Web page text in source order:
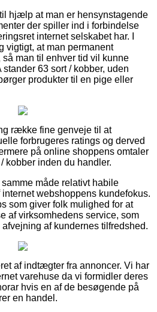
hjælp at man er hensynstagende
der spiller ind i forbindelse
internet selskabet har. I
vigtigt, at man permanent
man til enhver tid vil kunne
63 sort / kobber, uden
produkter til en pige eller
række fine genveje til at
forbrugeres ratings og derved
på online shoppens omtaler
kobber inden du handler.
måde relativt habile
webshoppens kundefokus.
som giver folk mulighed for at
af virksomhedens service, som
af kundernes tilfredshed.
af indtægter fra annoncer. Vi har
varehuse da vi formidler deres
hvis en af de besøgende på
en handel.